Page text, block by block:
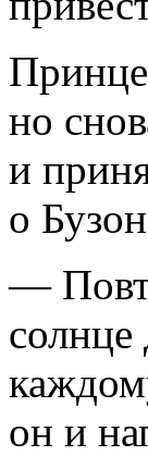
но
и
о
—
солнце
он и